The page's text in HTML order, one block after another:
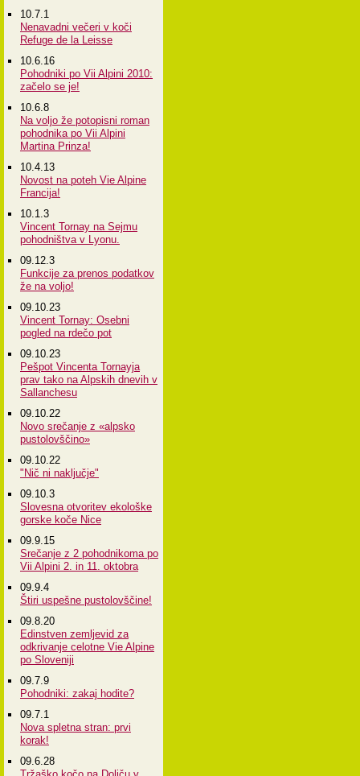
10.7.1
Nenavadni večeri v koči
Refuge de la Leisse
10.6.16
Pohodniki po Vii Alpini 2010:
začelo se je!
10.6.8
Na voljo že potopisni roman
pohodnika po Vii Alpini
Martina Prinza!
10.4.13
Novost na poteh Vie Alpine
Francija!
10.1.3
Vincent Tornay na Sejmu
pohodništva v Lyonu.
09.12.3
Funkcije za prenos podatkov
že na voljo!
09.10.23
Vincent Tornay: Osebni
pogled na rdečo pot
09.10.23
Pešpot Vincenta Tornayja
prav tako na Alpskih dnevih v
Sallanchesu
09.10.22
Novo srečanje z «alpsko
pustolovščino»
09.10.22
"Nič ni naključje"
09.10.3
Slovesna otvoritev ekološke
gorske koče Nice
09.9.15
Srečanje z 2 pohodnikoma po
Vii Alpini 2. in 11. oktobra
09.9.4
Štiri uspešne pustolovščine!
09.8.20
Edinstven zemljevid za
odkrivanje celotne Vie Alpine
po Sloveniji
09.7.9
Pohodniki: zakaj hodite?
09.7.1
Nova spletna stran: prvi
korak!
09.6.28